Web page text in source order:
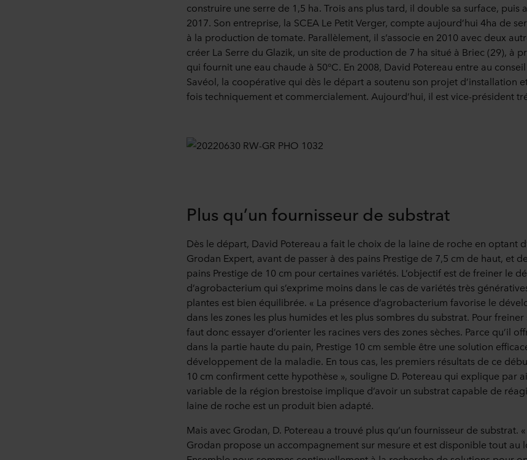
construire une serre de 1,5 ha. Trois ans plus tard, il double sa surface, puis
2017. Son entreprise, la SCEA Le Petit Verger, compte aujourd’hui 4ha de
à la production de tomate. Parallèlement, il s’associe en 2010 avec deux
créer La Serre du Glazik, un site de production de 7 ha situé à Briec (29), à
qui fournit une eau chaude à 50°C. En 2008, David Potereau entre au
Savéol, la coopérative qui dès le départ a soutenu son projet d’installation
fois techniquement et commercialement. Aujourd’hui, il est vice-président
Plus qu’un fournisseur de substrat
Dès le départ, David Potereau a fait le choix de la laine de roche en optant
Grodan Expert, avant de passer à des pains Prestige de 7,5 cm de haut, et
pains Prestige de 10 cm pour certaines variétés. L’objectif est de freiner le
d’agrobacterium qui s’exprime moins dans le cas de variétés très
plantes est bien équilibrée. « La présence d’agrobacterium favorise le
dans les zones les plus humides et les plus sombres du substrat. Pour
faut donc essayer d’orienter les racines vers des zones sèches. Parce qu’il
dans la partie haute du pain, Prestige 10 cm semble être une solution
développement de la maladie. En tous cas, les premiers résultats de ce
10 cm confirment cette hypothèse », souligne D. Potereau qui explique par
variable de la région brestoise implique d’avoir un substrat capable de
laine de roche est un produit bien adapté.
Mais avec Grodan, D. Potereau a trouvé plus qu’un fournisseur de substrat.
Grodan propose un accompagnement sur mesure et est disponible tout au